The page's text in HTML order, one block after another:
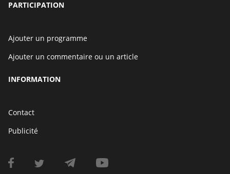
PARTICIPATION
Ajouter un programme
Ajouter un commentaire ou un article
INFORMATION
Contact
Publicité